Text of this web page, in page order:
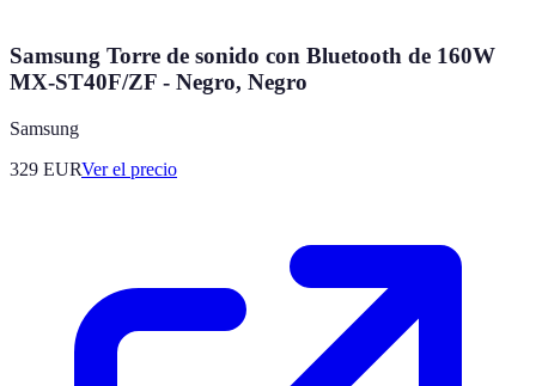
Samsung Torre de sonido con Bluetooth de 160W
MX-ST40F/ZF - Negro, Negro
Samsung
329 EURVer el precio